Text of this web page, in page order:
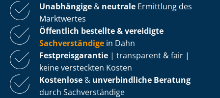
Unabhängige & neutrale Ermittlung des
Marktwertes
Öffentlich bestellte & vereidigte
Sachverständige in Dahn
Fest­preis­ga­ran­tie | transparent & fair |
keine versteckten Kosten
Kostenlose & unverbindliche Beratung
durch Sachverständige